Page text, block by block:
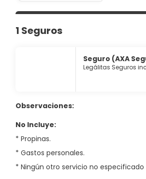
1 Seguros
Seguro (AXA
Legálitas Seguros
Observaciones:
No Incluye:
* Propinas.
* Gastos personales.
* Ningún otro servicio no